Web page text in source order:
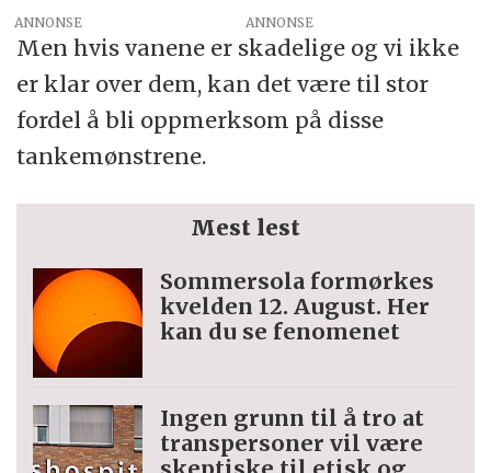
ANNONSE
Men hvis vanene er skadelige og vi ikke
er klar over dem, kan det være til stor
fordel å bli oppmerksom på disse
tankemønstrene.
Mest lest
Sommersola formørkes
kvelden 12. August. Her
kan du se fenomenet
Ingen grunn til å tro at
trans­personer vil være